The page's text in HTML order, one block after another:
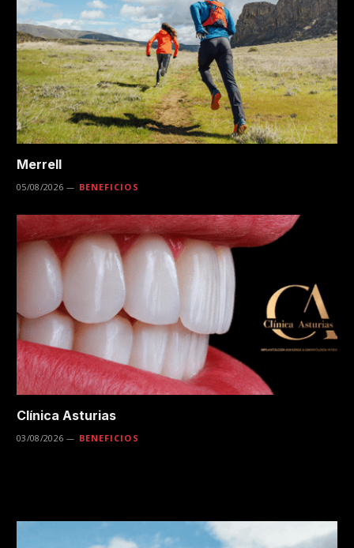
Merrell
05/08/2026 BENEFICIOS
Clínica Asturias
03/08/2026 BENEFICIOS